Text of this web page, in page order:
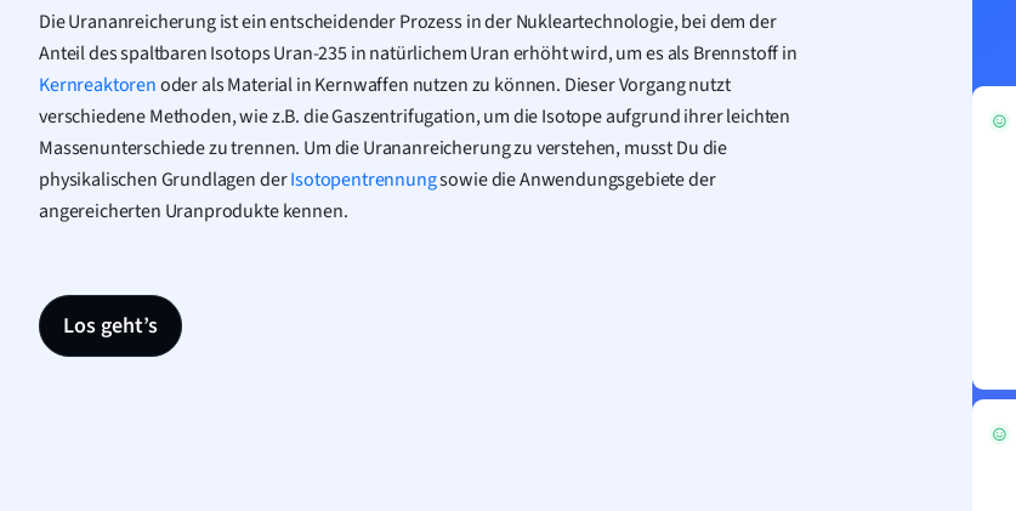
Die Urananreicherung ist ein entscheidender Prozess in der Nukleartechnologie, bei dem der
Anteil des spaltbaren Isotops Uran-235 in natürlichem Uran erhöht wird, um es als Brennstoff in
Kernreaktorenoder als Material in Kernwaffen nutzen zu können. Dieser Vorgang nutzt
verschiedene Methoden, wie z.B. die Gaszentrifugation, um die Isotope aufgrund ihrer leichten
Massenunterschiede zu trennen. Um die Urananreicherung zu verstehen, musst Du die
physikalischen Grundlagen derIsotopentrennungsowie die Anwendungsgebiete der
angereicherten Uranprodukte kennen.
Los geht’s